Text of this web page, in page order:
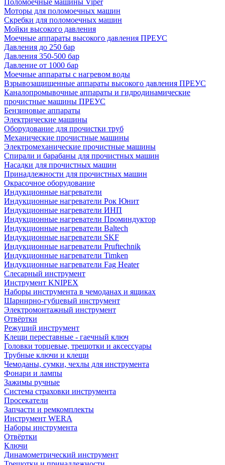
Поломоечные машины Viper
Моторы для поломоечных машин
Скребки для поломоечных машин
Мойки высокого давления
Моечные аппараты высокого давления ПРЕУС
Давления до 250 бар
Давления 350-500 бар
Давление от 1000 бар
Моечные аппараты с нагревом воды
Взрывозащищенные аппараты высокого давления ПРЕУС
Каналопромывочные аппараты и гидродинамические
прочистные машины ПРЕУС
Бензиновые аппараты
Электрические машины
Оборудование для прочистки труб
Механические прочистные машины
Электромеханические прочистные машины
Спирали и барабаны для прочистных машин
Насадки для прочистных машин
Принадлежности для прочистных машин
Окрасочное оборудование
Индукционные нагреватели
Индукционные нагреватели Рок Юнит
Индукционные нагреватели ИНП
Индукционные нагреватели Проминдуктор
Индукционные нагреватели Baltech
Индукционные нагреватели SKF
Индукционные нагреватели Pruftechnik
Индукционные нагреватели Timken
Индукционные нагреватели Fag Heater
Слесарный инструмент
Инструмент KNIPEX
Наборы инструмента в чемоданах и ящиках
Шарнирно-губцевый инструмент
Электромонтажный инструмент
Отвёртки
Режущий инструмент
Клещи переставные - гаечный ключ
Головки торцевые, трещотки и аксессуары
Трубные ключи и клещи
Чемоданы, сумки, чехлы для инструмента
Фонари и лампы
Зажимы ручные
Система страховки инструмента
Просекатели
Запчасти и ремкомплекты
Инструмент WERA
Наборы инструмента
Отвёртки
Ключи
Динамометрический инструмент